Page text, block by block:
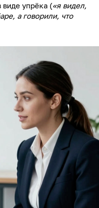
виде упрёка («я видел,
а говорили, что